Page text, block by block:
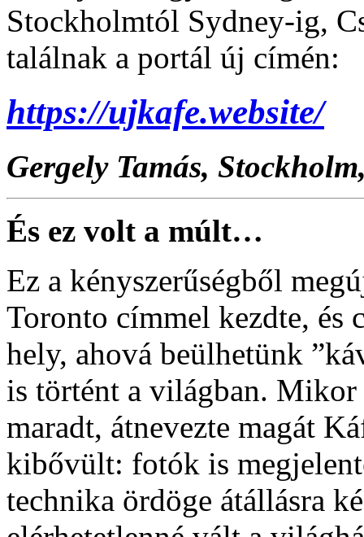
Stockholmtól Sydney-ig,
találnak a portál új címén:
https://ujkafe.website/
Gergely Tamás,
És ez volt a múlt…
Ez a kényszerűségből
Toronto címmel kezdte, és
hely, ahová beülhetünk
is történt a világban.
maradt, átnevezte magát
kibővült: fotók is
technika ördöge átállásra